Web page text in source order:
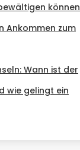
können
Ankommen zum
Wann ist der
wie gelingt ein